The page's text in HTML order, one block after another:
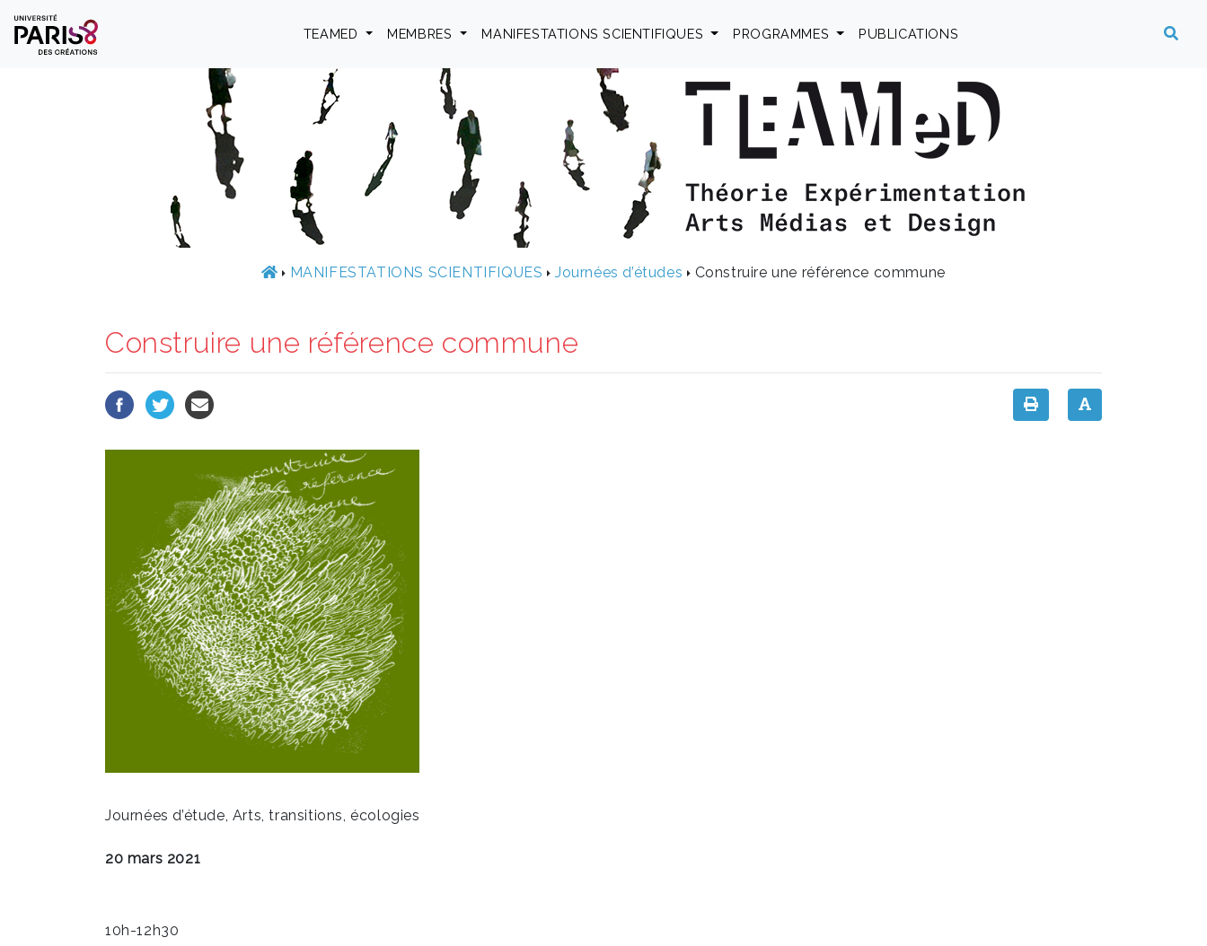
Panneau de gestion des cookies
TEAMED
MEMBRES MANIFESTATIONS SCIENTIFIQUES PROGRAMMES PUBLICATIONS
MANIFESTATIONS SCIENTIFIQUES Journées d’études Construire une référence commune
Construire une référence commune
Journées d’étude, Arts, transitions, écologies
20 mars 2021
10h-12h30